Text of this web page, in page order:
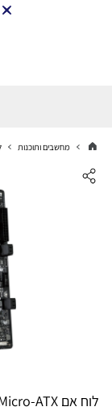
מחשבים ותוכנות
לוח אם Gigabyte B760M D3HP DDR4 Micro-ATX